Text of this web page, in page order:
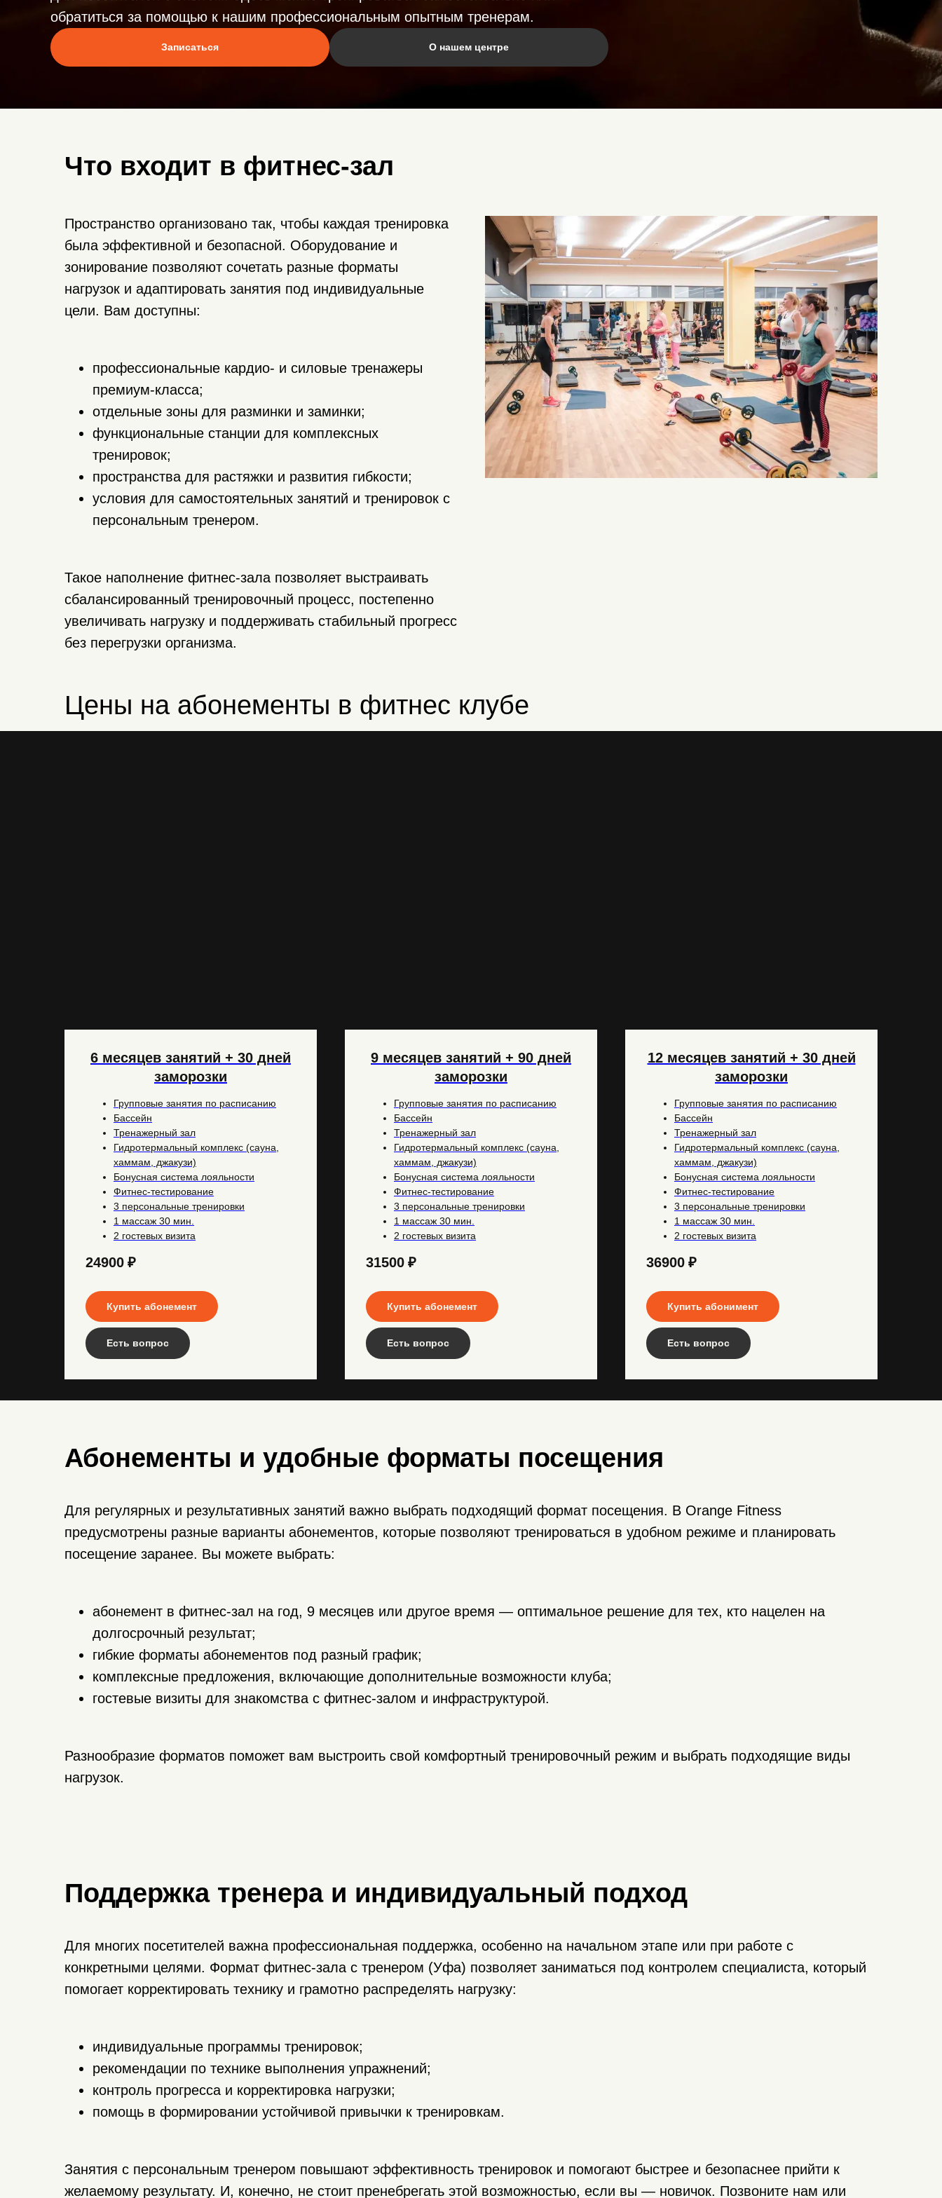
обратиться за помощью к нашим профессиональным опытным тренерам.
Записаться О нашем центре
Что входит в фитнес-зал
Пространство организовано так, чтобы каждая тренировка
была эффективной и безопасной. Оборудование и
зонирование позволяют сочетать разные форматы
нагрузок и адаптировать занятия под индивидуальные
цели. Вам доступны:
профессиональные кардио- и силовые тренажеры
премиум-класса;
отдельные зоны для разминки и заминки;
функциональные станции для комплексных
тренировок;
пространства для растяжки и развития гибкости;
условия для самостоятельных занятий и тренировок с
персональным тренером.
Такое наполнение фитнес-зала позволяет выстраивать
сбалансированный тренировочный процесс, постепенно
увеличивать нагрузку и поддерживать стабильный прогресс
без перегрузки организма.
Цены на абонементы в фитнес клубе
6 месяцев занятий + 30 дней
заморозки
Групповые занятия по расписанию
Бассейн
Тренажерный зал
Гидротермальный комплекс (сауна,
хаммам, джакузи)
Бонусная система лояльности
Фитнес-тестирование
3 персональные тренировки
1 массаж 30 мин.
2 гостевых визита
24900 ₽
Купить абонемент
Есть вопрос
9 месяцев занятий + 90 дней
заморозки
Групповые занятия по расписанию
Бассейн
Тренажерный зал
Гидротермальный комплекс (сауна,
хаммам, джакузи)
Бонусная система лояльности
Фитнес-тестирование
3 персональные тренировки
1 массаж 30 мин.
2 гостевых визита
31500 ₽
Купить абонемент
Есть вопрос
12 месяцев занятий + 30 дней
заморозки
Групповые занятия по расписанию
Бассейн
Тренажерный зал
Гидротермальный комплекс (сауна,
хаммам, джакузи)
Бонусная система лояльности
Фитнес-тестирование
3 персональные тренировки
1 массаж 30 мин.
2 гостевых визита
36900 ₽
Купить абонимент
Есть вопрос
Абонементы и удобные форматы посещения
Для регулярных и результативных занятий важно выбрать подходящий формат посещения. В Orange Fitness
предусмотрены разные варианты абонементов, которые позволяют тренироваться в удобном режиме и планировать
посещение заранее. Вы можете выбрать:
абонемент в фитнес-зал на год, 9 месяцев или другое время — оптимальное решение для тех, кто нацелен на
долгосрочный результат;
гибкие форматы абонементов под разный график;
комплексные предложения, включающие дополнительные возможности клуба;
гостевые визиты для знакомства с фитнес-залом и инфраструктурой.
Разнообразие форматов поможет вам выстроить свой комфортный тренировочный режим и выбрать подходящие виды
нагрузок.
Поддержка тренера и индивидуальный подход
Для многих посетителей важна профессиональная поддержка, особенно на начальном этапе или при работе с
конкретными целями. Формат фитнес-зала с тренером (Уфа) позволяет заниматься под контролем специалиста, который
помогает корректировать технику и грамотно распределять нагрузку:
индивидуальные программы тренировок;
рекомендации по технике выполнения упражнений;
контроль прогресса и корректировка нагрузки;
помощь в формировании устойчивой привычки к тренировкам.
Занятия с персональным тренером повышают эффективность тренировок и помогают быстрее и безопаснее прийти к
желаемому результату. И, конечно, не стоит пренебрегать этой возможностью, если вы — новичок. Позвоните нам или
Тренажеры премиум-класса
Современное
Индивидуальный подход к каждому